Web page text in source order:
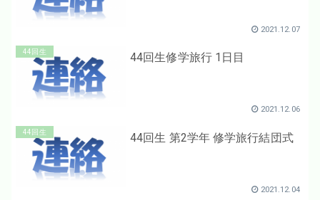
2021.12.07
44回生 44回生修学旅行 1日目
2021.12.06
44回生 44回生 第2学年 修学旅行結団式
2021.12.04